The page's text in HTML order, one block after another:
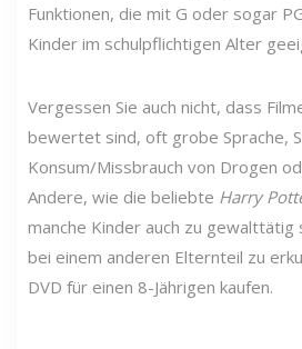
Funktionen, die mit G oder sogar
Kinder im schulpflichtigen Alter
Vergessen Sie auch nicht, dass
bewertet sind, oft grobe Sprache,
Konsum/Missbrauch von Drogen
Andere, wie die beliebte Harry
manche Kinder auch zu gewalttätig
bei einem anderen Elternteil zu
DVD für einen 8-Jährigen kaufen.